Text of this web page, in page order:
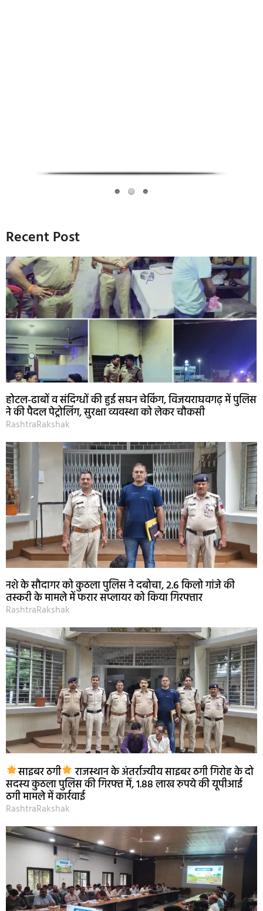
Recent Post
होटल-ढाबों व संदिग्धों की हुई सघन चेकिंग, विजयराघवगढ़ में पुलिस
ने की पैदल पेट्रोलिंग, सुरक्षा व्यवस्था को लेकर चौकसी
RashtraRakshak
नशे के सौदागर को कुठला पुलिस ने दबोचा, 2.6 किलो गांजे की
तस्करी के मामले में फरार सप्लायर को किया गिरफ्तार
RashtraRakshak
साइबर ठगी राजस्थान के अंतर्राज्यीय साइबर ठगी गिरोह के दो
सदस्य कुठला पुलिस की गिरफ्त में, 1.88 लाख रुपये की यूपीआई
ठगी मामले में कार्रवाई
RashtraRakshak